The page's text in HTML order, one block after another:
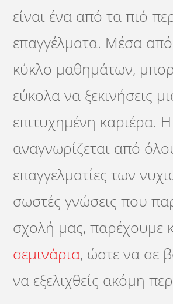
είναι ένα από τα πιό
επαγγέλματα. Μέσα
κύκλο μαθημάτων,
εύκολα να ξεκινήσεις
επιτυχημένη καριέρα.
αναγνωρίζεται από
επαγγελματίες των
σωστές γνώσεις που
σχολή μας, παρέχουμε
σεμινάρια, ώστε να σε
να εξελιχθείς ακόμη